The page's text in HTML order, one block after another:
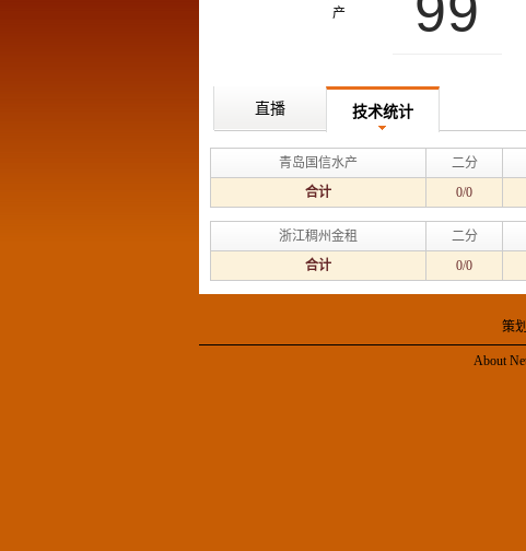
直播 技术统计
青岛国信水产 二分
合计
0/0
浙江稠州金租 二分
合计
0/0
策
About